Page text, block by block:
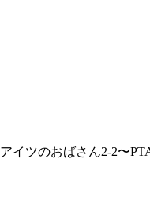
アイツのおばさん2‐2〜